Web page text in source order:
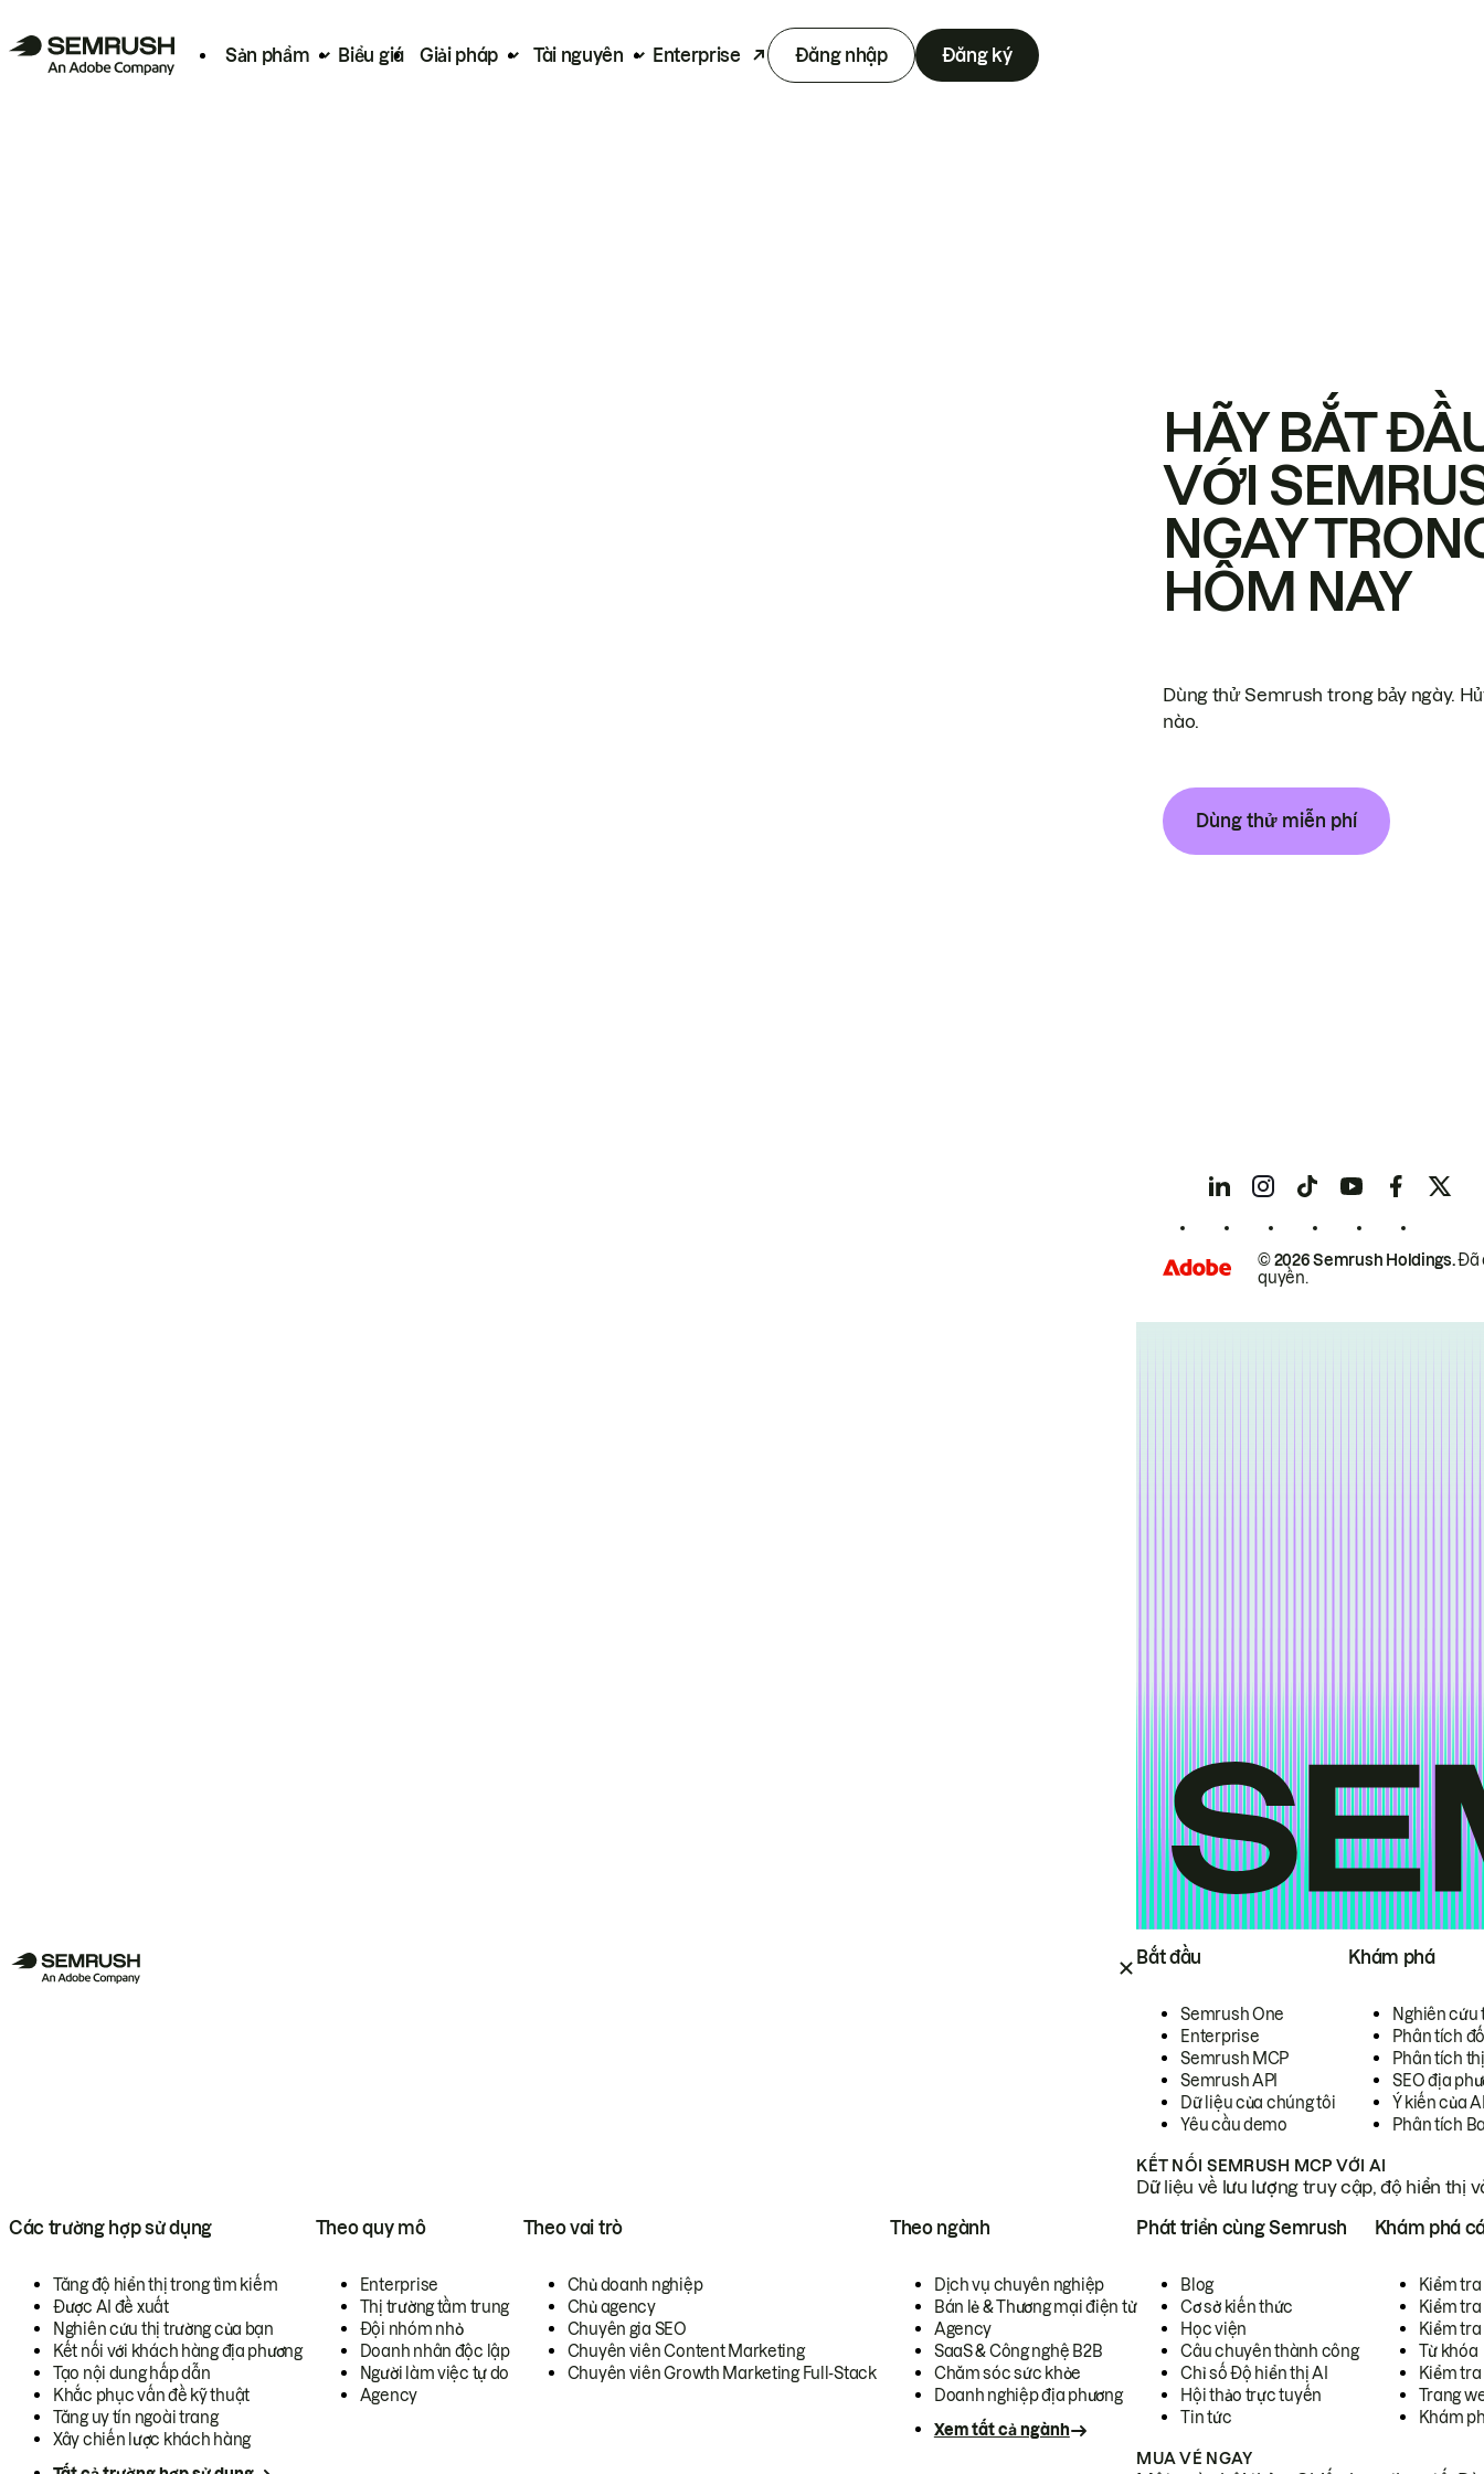
Sản phẩm Biểu giá Giải pháp Tài nguyên Enterprise Đăng nhập Đăng ký
Bắt đầu
Semrush One
Enterprise
Semrush MCP
Semrush API
Dữ liệu của chúng tôi
Yêu cầu demo
Khám phá
Nghiên cứu
Phân tích
Phân tích
SEO địa
Ý kiến của
Phân tích
KẾT NỐI SEMRUSH MCP VỚI AI
Dữ liệu về lưu lượng truy cập, độ hiển thị
Các trường hợp sử dụng
Tăng độ hiển thị trong tìm kiếm
Được AI đề xuất
Nghiên cứu thị trường của bạn
Kết nối với khách hàng địa phương
Tạo nội dung hấp dẫn
Khắc phục vấn đề kỹ thuật
Tăng uy tín ngoài trang
Xây chiến lược khách hàng
Theo quy mô
Enterprise
Thị trường tầm trung
Đội nhóm nhỏ
Doanh nhân độc lập
Người làm việc tự do
Agency
Theo vai trò
Chủ doanh nghiệp
Chủ agency
Chuyên gia SEO
Chuyên viên Content Marketing
Chuyên viên Growth Marketing Full-Stack
Theo ngành
Dịch vụ chuyên nghiệp
Bán lẻ & Thương mại điện tử
Agency
SaaS & Công nghệ B2B
Chăm sóc sức khỏe
Doanh nghiệp địa phương
Xem tất cả ngành
Phát triển cùng Semrush
Blog
Cơ sở kiến thức
Học viện
Câu chuyên thành công
Chỉ số Độ hiển thị AI
Hội thảo trực tuyến
Tin tức
Khám phá
Kiểm
Kiểm tra
Kiểm
Từ khóa
Kiểm
Trang
Khám
MUA VÉ NGAY
HÃY BẮT
VỚI
NGAY
HÔM NAY
Dùng thử Semrush trong bảy ngày.
nào.
Dùng thử miễn phí
© 2026 Semrush Holdings.Đã
quyền.